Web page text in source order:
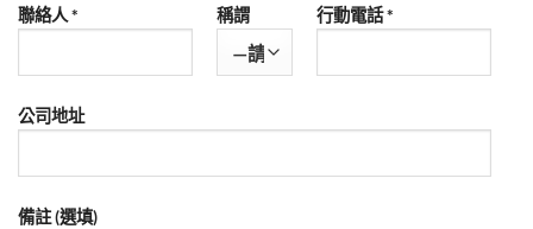
聯絡人 * 稱謂 行動電話 *
公司地址
備註 (選填)